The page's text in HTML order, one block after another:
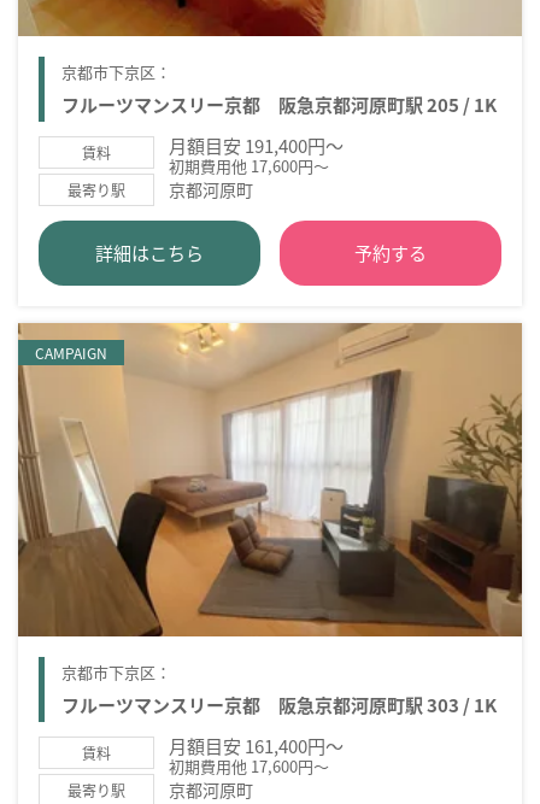
京都市下京区：
フルーツマンスリー京都 阪急京都河原町駅 205 / 1K
賃料 月額目安 191,400円～
初期費用他 17,600円～
最寄り駅 京都河原町
詳細はこちら 予約する
CAMPAIGN
京都市下京区：
フルーツマンスリー京都 阪急京都河原町駅 303 / 1K
賃料 月額目安 161,400円～
初期費用他 17,600円～
最寄り駅 京都河原町